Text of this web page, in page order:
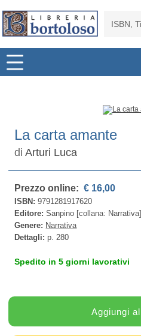
La carta amante
diArturi Luca
Prezzo online: € 16,00
ISBN:9791281917620
Editore:Sanpino [collana: Narrativa]
Genere: Narrativa
Dettagli:p. 280
Spedito in 5 giorni lavorativi